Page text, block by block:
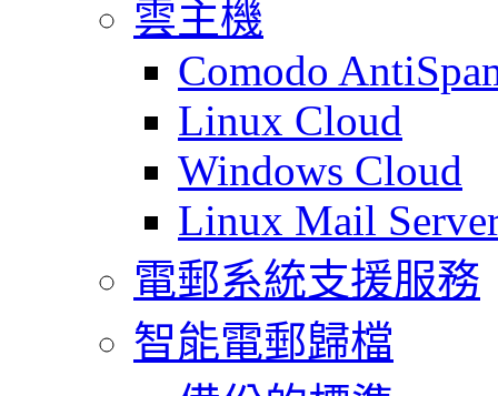
雲主機
Comodo
Linux Cloud
Windows Cloud
Linux Mail
電郵系統支援服務
智能電郵歸檔